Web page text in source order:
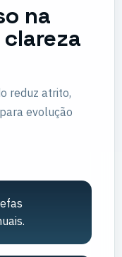
na
reduz atrito,
evolução